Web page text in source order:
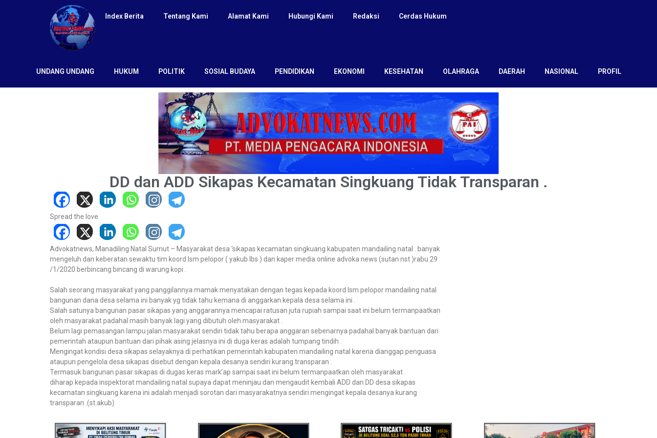
Index Berita Tentang Kami Alamat Kami Hubungi Kami Redaksi Cerdas Hukum
UNDANG UNDANG HUKUM POLITIK SOSIAL BUDAYA PENDIDIKAN EKONOMI KESEHATAN OLAHRAGA DAERAH NASIONAL PROFIL
DD dan ADD Sikapas Kecamatan Singkuang Tidak Transparan .
Spread the love
Advokatnews, Manadiling Natal Sumut – Masyarakat desa ‘sikapas kecamatan singkuang kabupaten mandailing natal . banyak
mengeluh dan keberatan sewaktu tim koord lsm pelopor ( yakub lbs ) dan kaper media online advoka news (sutan nst )rabu 29
/1/2020 berbincang bincang di warung kopi .
Salah seorang masyarakat yang panggilannya mamak menyatakan dengan tegas kepada koord lsm pelopor mandailing natal
bangunan dana desa selama ini banyak yg tidak tahu kemana di anggarkan kepala desa selama ini .
Salah satunya bangunan pasar sikapas yang anggarannya mencapai ratusan juta rupiah sampai saat ini belum termanpaatkan
oleh masyarakat padahal masih banyak lagi yang dibutuh oleh masyarakat .
Belum lagi pemasangan lampu jalan masyarakat sendiri tidak tahu berapa anggaran sebenarnya padahal banyak bantuan dari
pemerintah ataupun bantuan dari pihak asing jelasnya ini di duga keras adalah tumpang tindih .
Mengingat kondisi desa sikapas selayaknya di perhatikan pemerintah kabupaten mandailing natal karena dianggap penguasa
ataupun pengelola desa sikapas disebut dengan kepala desanya sendiri kurang transparan .
Termasuk bangunan pasar sikapas di dugas keras mark’ap sampai saat ini belum termanpaatkan oleh masyarakat .
diharap kepada inspektorat mandailing natal supaya dapat meninjau dan mengaudit kembali ADD dan DD desa sikapas
kecamatan singkuang karena ini adalah menjadi sorotan dari masyarakatnya sendiri mengingat kepala desanya kurang
transparan .(st.akub)